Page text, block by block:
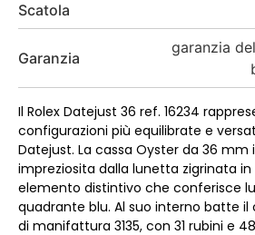
Scatola
Garanzia
garanzia
Il Rolex Datejust 36 ref. 16234
configurazioni più equilibrate e
Datejust. La cassa Oyster da 36 mm
impreziosita dalla lunetta zigrinata
elemento distintivo che conferisce
quadrante blu. Al suo interno batte
di manifattura 3135, con 31 rubini e